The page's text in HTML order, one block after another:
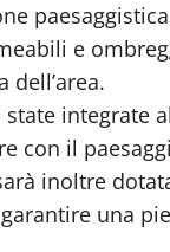
e
integrate
con il
inoltre
una